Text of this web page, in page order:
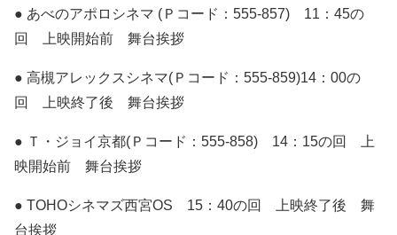
● あべのアポロシネマ (Ｐコード：555-857) 11：45の
回 上映開始前 舞台挨拶
● 高槻アレックスシネマ(Ｐコード：555-859)14：00の
回 上映終了後 舞台挨拶
● Ｔ・ジョイ京都(Ｐコード：555-858) 14：15の回 上
映開始前 舞台挨拶
● TOHOシネマズ西宮OS 15：40の回 上映終了後 舞
台挨拶